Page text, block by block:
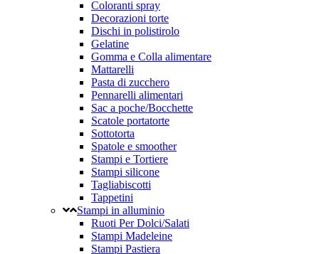
Coloranti spray
Decorazioni torte
Dischi in polistirolo
Gelatine
Gomma e Colla alimentare
Mattarelli
Pasta di zucchero
Pennarelli alimentari
Sac a poche/Bocchette
Scatole portatorte
Sottotorta
Spatole e smoother
Stampi e Tortiere
Stampi silicone
Tagliabiscotti
Tappetini
Stampi in alluminio
Ruoti Per Dolci/Salati
Stampi Madeleine
Stampi Pastiera